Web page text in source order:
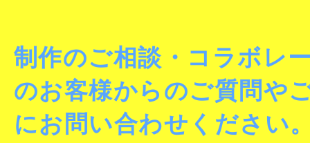
制作のご相談・コラボレ
のお客様からのご質問や
にお問い合わせください